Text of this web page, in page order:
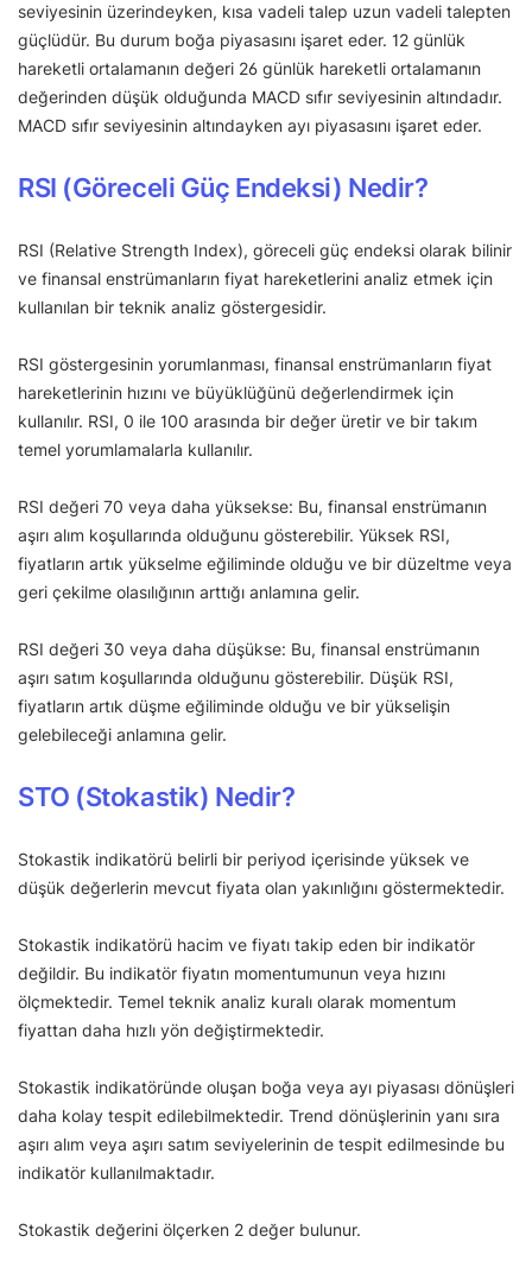
seviyesinin üzerindeyken, kısa vadeli talep uzun vadeli talepten
güçlüdür. Bu durum boğa piyasasını işaret eder. 12 günlük
hareketli ortalamanın değeri 26 günlük hareketli ortalamanın
değerinden düşük olduğunda MACD sıfır seviyesinin altındadır.
MACD sıfır seviyesinin altındayken ayı piyasasını işaret eder.
RSI (Göreceli Güç Endeksi) Nedir?
RSI (Relative Strength Index), göreceli güç endeksi olarak bilinir
ve finansal enstrümanların fiyat hareketlerini analiz etmek için
kullanılan bir teknik analiz göstergesidir.
RSI göstergesinin yorumlanması, finansal enstrümanların fiyat
hareketlerinin hızını ve büyüklüğünü değerlendirmek için
kullanılır. RSI, 0 ile 100 arasında bir değer üretir ve bir takım
temel yorumlamalarla kullanılır.
RSI değeri 70 veya daha yüksekse: Bu, finansal enstrümanın
aşırı alım koşullarında olduğunu gösterebilir. Yüksek RSI,
fiyatların artık yükselme eğiliminde olduğu ve bir düzeltme veya
geri çekilme olasılığının arttığı anlamına gelir.
RSI değeri 30 veya daha düşükse: Bu, finansal enstrümanın
aşırı satım koşullarında olduğunu gösterebilir. Düşük RSI,
fiyatların artık düşme eğiliminde olduğu ve bir yükselişin
gelebileceği anlamına gelir.
STO (Stokastik) Nedir?
Stokastik indikatörü belirli bir periyod içerisinde yüksek ve
düşük değerlerin mevcut fiyata olan yakınlığını göstermektedir.
Stokastik indikatörü hacim ve fiyatı takip eden bir indikatör
değildir. Bu indikatör fiyatın momentumunun veya hızını
ölçmektedir. Temel teknik analiz kuralı olarak momentum
fiyattan daha hızlı yön değiştirmektedir.
Stokastik indikatöründe oluşan boğa veya ayı piyasası dönüşleri
daha kolay tespit edilebilmektedir. Trend dönüşlerinin yanı sıra
aşırı alım veya aşırı satım seviyelerinin de tespit edilmesinde bu
indikatör kullanılmaktadır.
Stokastik değerini ölçerken 2 değer bulunur.